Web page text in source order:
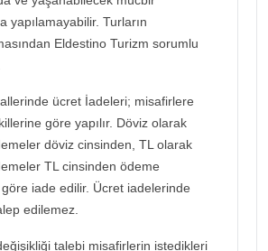
yapılamayabilir. Turların
Eldestino Turizm sorumlu
ücret İadeleri; misafirlere
göre yapılır. Döviz olarak
döviz cinsinden, TL olarak
TL cinsinden ödeme
iade edilir. Ücret iadelerinde
edilemez.
talebi misafirlerin istedikleri